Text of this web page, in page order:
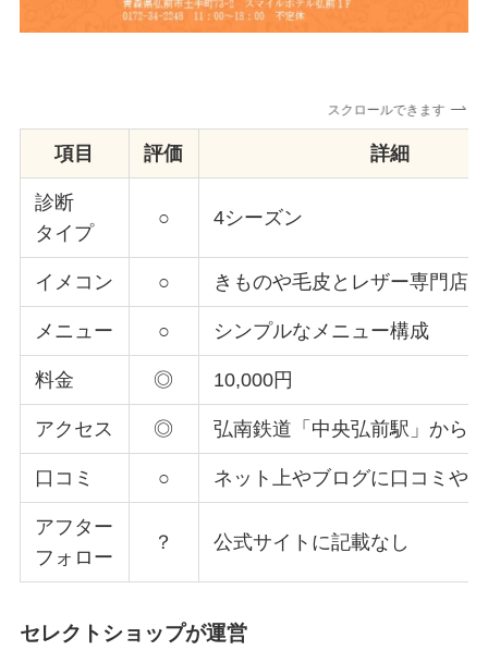
スクロールできます
項目 評価 詳細
診断
タイプ
○ 4シーズン
イメコン ○ きものや毛皮とレザー専門店
メニュー ○ シンプルなメニュー構成
料金 ◎ 10,000円
アクセス ◎ 弘南鉄道「中央弘前駅」から
口コミ ○ ネット上やブログに口コミや
アフター
フォロー
？ 公式サイトに記載なし
セレクトショップが運営